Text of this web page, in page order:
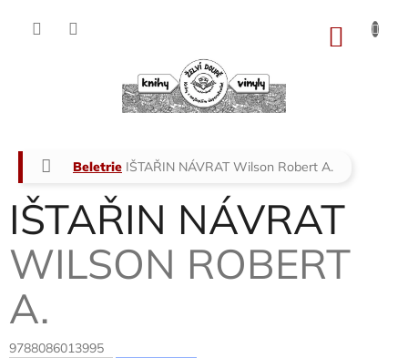
Domů
Beletrie IŠTAŘIN NÁVRATWilson Robert A.
IŠTAŘIN NÁVRAT
WILSON ROBERT
A.
9788086013995